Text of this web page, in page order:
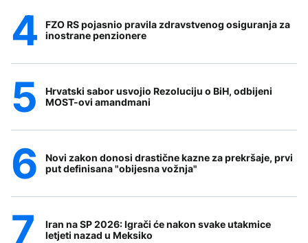
FZO RS pojasnio pravila zdravstvenog osiguranja za
inostrane penzionere
Hrvatski sabor usvojio Rezoluciju o BiH, odbijeni
MOST-ovi amandmani
Novi zakon donosi drastične kazne za prekršaje, prvi
put definisana "obijesna vožnja"
Iran na SP 2026: Igrači će nakon svake utakmice
letjeti nazad u Meksiko